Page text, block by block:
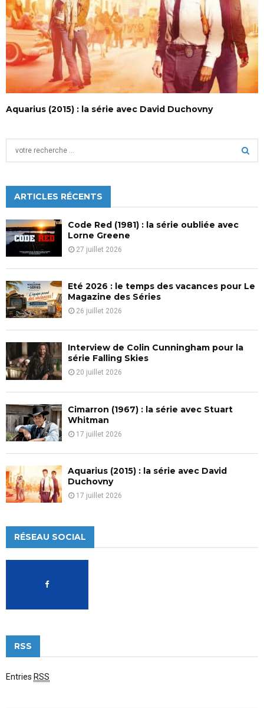
Aquarius (2015) : la série avec David Duchovny
h
f
o
r
:
C
H
ARTICLES RÉCENTS
Code Red (1981) : la série oubliée avec
Lorne Greene
27 juillet 2026
Eté 2026 : le temps des vacances pour Le
Magazine des Séries
26 juillet 2026
Interview de Colin Cunningham pour la
série Falling Skies
20 juillet 2026
Cimarron (1967) : la série avec Stuart
Whitman
17 juillet 2026
Aquarius (2015) : la série avec David
Duchovny
17 juillet 2026
RÉSEAU SOCIAL
RSS
Entries RSS